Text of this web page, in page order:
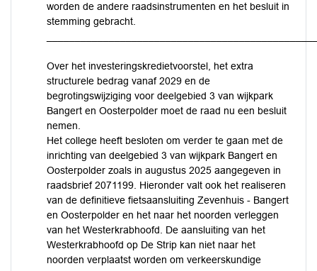
worden de andere raadsinstrumenten en het besluit in
stemming gebracht.
Over het investeringskredietvoorstel, het extra
structurele bedrag vanaf 2029 en de
begrotingswijziging voor deelgebied 3 van wijkpark
Bangert en Oosterpolder moet de raad nu een besluit
nemen.
Het college heeft besloten om verder te gaan met de
inrichting van deelgebied 3 van wijkpark Bangert en
Oosterpolder zoals in augustus 2025 aangegeven in
raadsbrief 2071199. Hieronder valt ook het realiseren
van de definitieve fietsaansluiting Zevenhuis - Bangert
en Oosterpolder en het naar het noorden verleggen
van het Westerkrabhoofd. De aansluiting van het
Westerkrabhoofd op De Strip kan niet naar het
noorden verplaatst worden om verkeerskundige